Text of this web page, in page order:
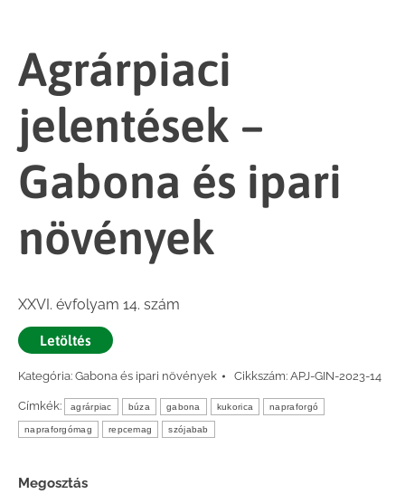
Agrárpiaci
jelentések –
Gabona és ipari
növények
XXVI. évfolyam 14. szám
Letöltés
Kategória: Gabona és ipari növények Cikkszám: APJ-GIN-2023-14
Címkék: agrárpiac búza gabona kukorica napraforgó
napraforgómag repcemag szójabab
Megosztás